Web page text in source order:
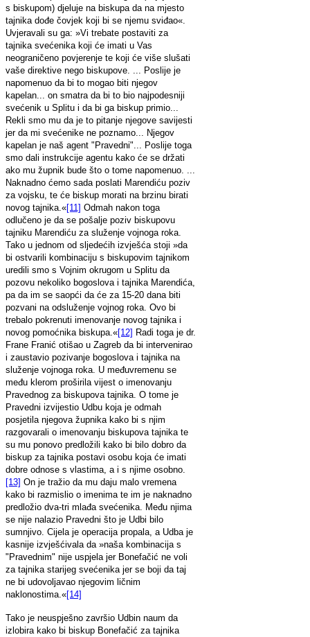
s biskupom) djeluje na biskupa da na mjesto
tajnika dođe čovjek koji bi se njemu sviđao«.
Uvjeravali su ga: »Vi trebate postaviti za
tajnika svećenika koji će imati u Vas
neograničeno povjerenje te koji će više slušati
vaše direktive nego biskupove. ... Poslije je
napomenuo da bi to mogao biti njegov
kapelan... on smatra da bi to bio najpodesniji
svećenik u Splitu i da bi ga biskup primio...
Rekli smo mu da je to pitanje njegove savijesti
jer da mi svećenike ne poznamo... Njegov
kapelan je naš agent "Pravedni"... Poslije toga
smo dali instrukcije agentu kako će se držati
ako mu župnik bude što o tome napomenuo. ...
Naknadno ćemo sada poslati Marendiću poziv
za vojsku, te će biskup morati na brzinu birati
novog tajnika.«[11] Odmah nakon toga
odlučeno je da se pošalje poziv biskupovu
tajniku Marendiću za služenje vojnoga roka.
Tako u jednom od sljedećih izvješća stoji »da
bi ostvarili kombinaciju s biskupovim tajnikom
uredili smo s Vojnim okrugom u Splitu da
pozovu nekoliko bogoslova i tajnika Marendića,
pa da im se saopći da će za 15-20 dana biti
pozvani na odsluženje vojnog roka. Ovo bi
trebalo pokrenuti imenovanje novog tajnika i
novog pomoćnika biskupa.«[12] Radi toga je dr.
Frane Franić otišao u Zagreb da bi intervenirao
i zaustavio pozivanje bogoslova i tajnika na
služenje vojnoga roka. U međuvremenu se
među klerom proširila vijest o imenovanju
Pravednog za biskupova tajnika. O tome je
Pravedni izvijestio Udbu koja je odmah
posjetila njegova župnika kako bi s njim
razgovarali o imenovanju biskupova tajnika te
su mu ponovo predložili kako bi bilo dobro da
biskup za tajnika postavi osobu koja će imati
dobre odnose s vlastima, a i s njime osobno.
[13] On je tražio da mu daju malo vremena
kako bi razmislio o imenima te im je naknadno
predložio dva-tri mlađa svećenika. Među njima
se nije nalazio Pravedni što je Udbi bilo
sumnjivo. Cijela je operacija propala, a Udba je
kasnije izvješćivala da »naša kombinacija s
"Pravednim" nije uspjela jer Bonefačić ne voli
za tajnika starijeg svećenika jer se boji da taj
ne bi udovoljavao njegovim ličnim
naklonostima.«[14]
Tako je neuspješno završio Udbin naum da
izlobira kako bi biskup Bonefačić za tajnika